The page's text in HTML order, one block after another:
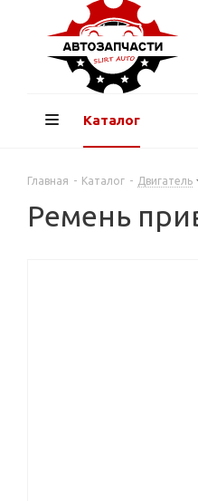
Каталог
Главная - Каталог - Двигатель
Ремень